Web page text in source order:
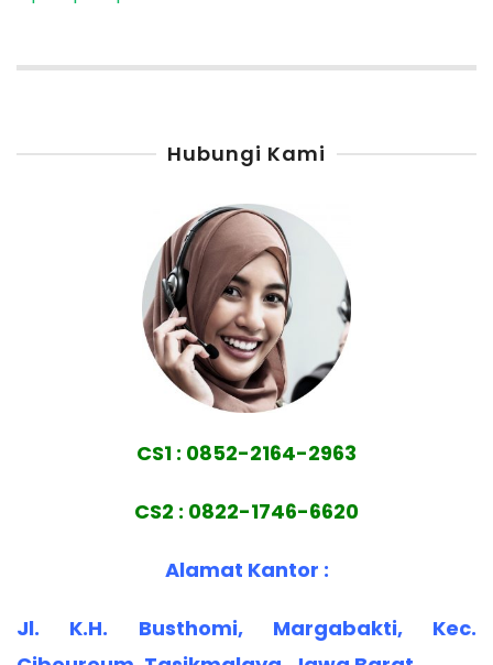
Hubungi Kami
CS1 : 0852-2164-2963
CS2 : 0822-1746-6620
Alamat Kantor :
Jl. K.H. Busthomi, Margabakti, Kec.